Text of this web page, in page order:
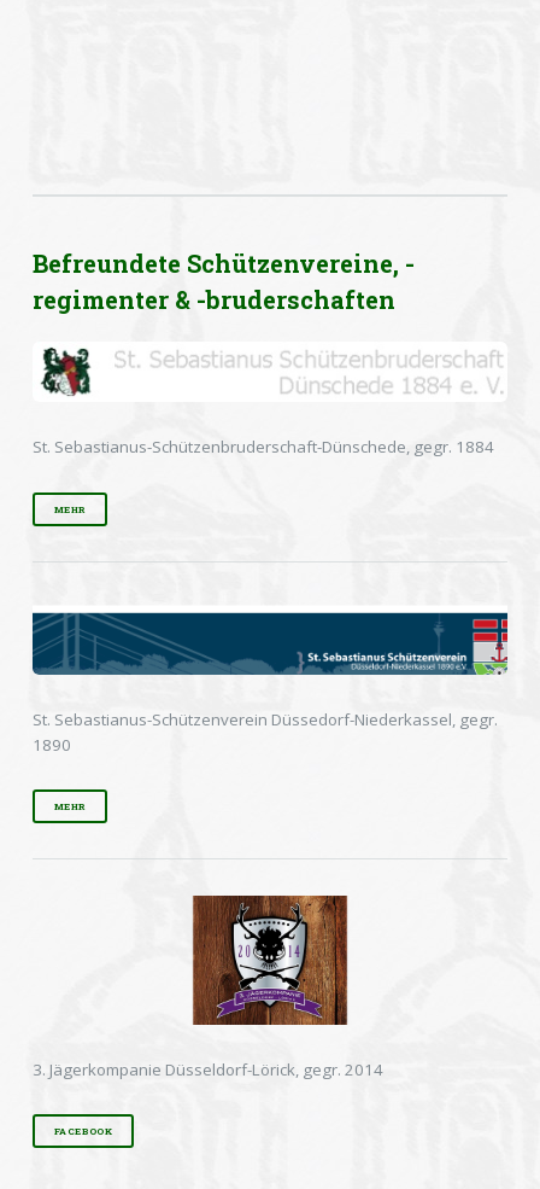
Befreundete Schützenvereine, -
regimenter & -bruderschaften
St. Sebastianus-Schützenbruderschaft-Dünschede, gegr. 1884
MEHR
St. Sebastianus-Schützenverein Düssedorf-Niederkassel, gegr.
1890
MEHR
3. Jägerkompanie Düsseldorf-Lörick, gegr. 2014
FACEBOOK